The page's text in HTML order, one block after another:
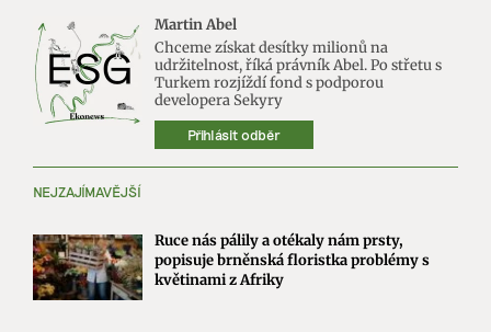
Martin Abel
Chceme získat desítky milionů na
udržitelnost, říká právník Abel. Po střetu s
Turkem rozjíždí fond s podporou
developera Sekyry
Přihlásit odběr
NEJZAJÍMAVĚJŠÍ
Ruce nás pálily a otékaly nám prsty,
popisuje brněnská floristka problémy s
květinami z Afriky